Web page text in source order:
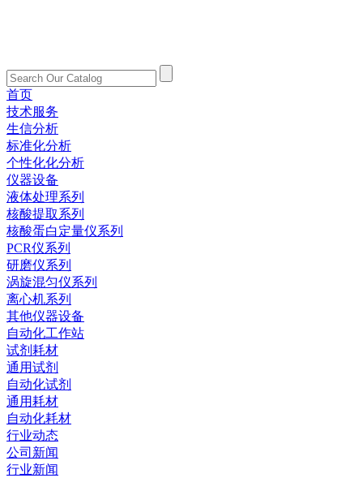
首页
技术服务
生信分析
标准化分析
个性化化分析
仪器设备
液体处理系列
核酸提取系列
核酸蛋白定量仪系列
PCR仪系列
研磨仪系列
涡旋混匀仪系列
离心机系列
其他仪器设备
自动化工作站
试剂耗材
通用试剂
自动化试剂
通用耗材
自动化耗材
行业动态
公司新闻
行业新闻